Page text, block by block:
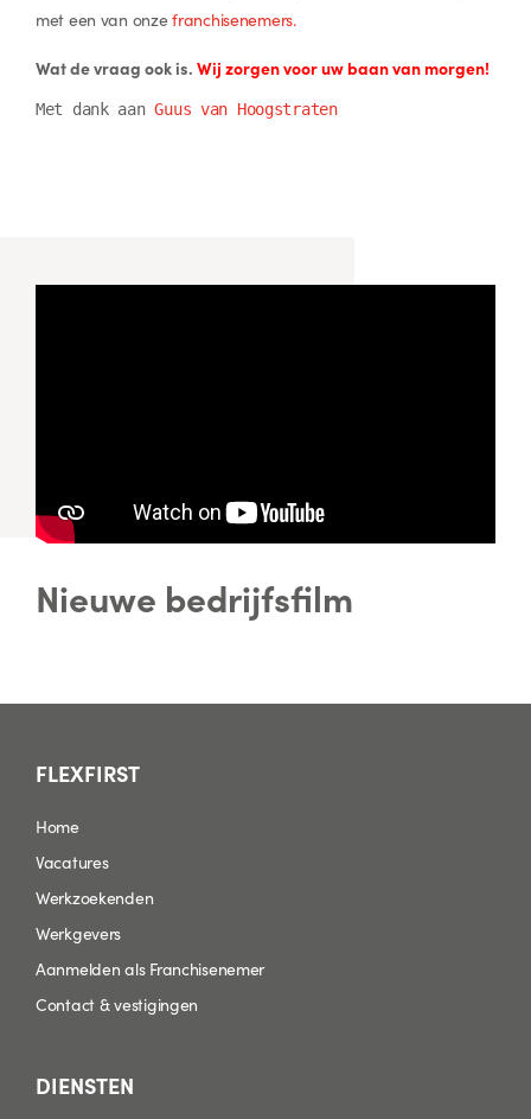
met een van onzefranchisenemers.
Wat de vraag ook is. Wij zorgen voor uw baan van morgen!
Met dank aan Guus van Hoogstraten
Nieuwe bedrijfsfilm
FLEXFIRST
Home
Vacatures
Werkzoekenden
Werkgevers
Aanmelden als Franchisenemer
Contact & vestigingen
DIENSTEN